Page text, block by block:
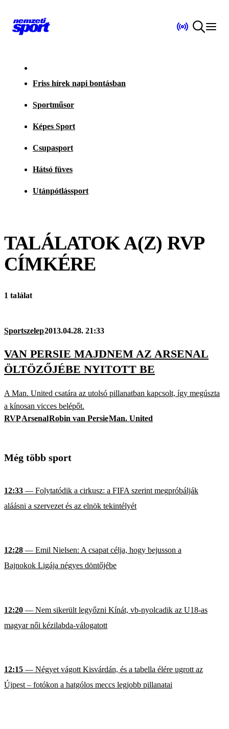
Friss hírek napi bontásban
Sportműsor
Képes Sport
Csupasport
Hátsó füves
Utánpótlássport
TALÁLATOK A(Z) RVP
CÍMKÉRE
1 találat
Sportszelep2013.04.28. 21:33
VAN PERSIE MAJDNEM AZ ARSENAL
ÖLTÖZŐJÉBE NYITOTT BE
A Man. United csatára az utolsó pillanatban kapcsolt, így megúszta
a kínosan vicces belépőt.
RVPArsenalRobin van PersieMan. United
Még több sport
12:33 — Folytatódik a cirkusz: a FIFA szerint megpróbálják
aláásni a szervezet és az elnök tekintélyét
12:28 — Emil Nielsen: A csapat célja, hogy bejusson a
Bajnokok Ligája négyes döntőjébe
12:20 — Nem sikerült legyőzni Kínát, vb-nyolcadik az U18-as
magyar női kézilabda-válogatott
12:15 — Négyet vágott Kisvárdán, és a tabella élére ugrott az
Újpest – fotókon a hatgólos meccs legjobb pillanatai